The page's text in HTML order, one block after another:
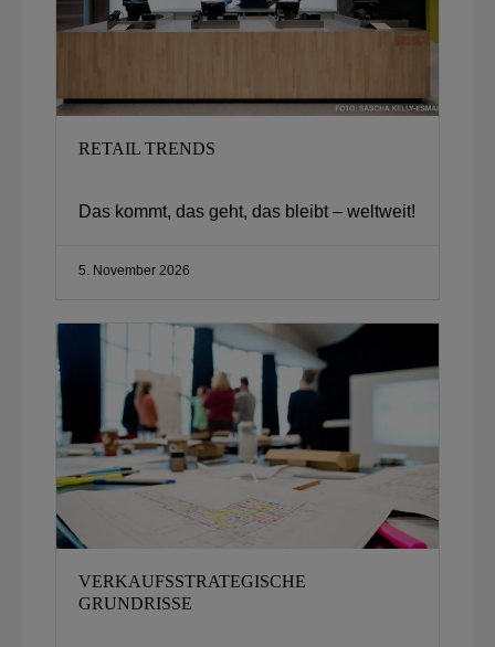
RETAIL TRENDS
Das kommt, das geht, das bleibt – weltweit!​
5. November 2026
VERKAUFSSTRATEGISCHE
GRUNDRISSE